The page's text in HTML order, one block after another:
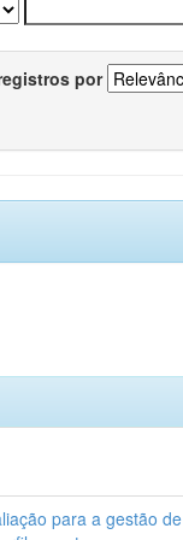
por
para a gestão de